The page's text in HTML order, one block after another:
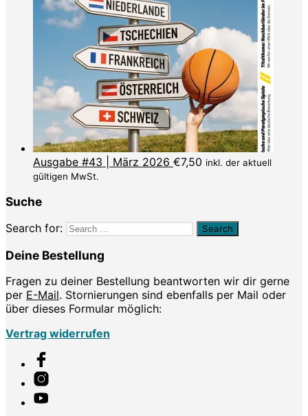
Ausgabe #43 | März 2026 €7,50 inkl. der aktuell
gültigen MwSt.
Suche
Search for:
Deine Bestellung
Fragen zu deiner Bestellung beantworten wir dir gerne
per E-Mail. Stornierungen sind ebenfalls per Mail oder
über dieses Formular möglich:
Vertrag widerrufen